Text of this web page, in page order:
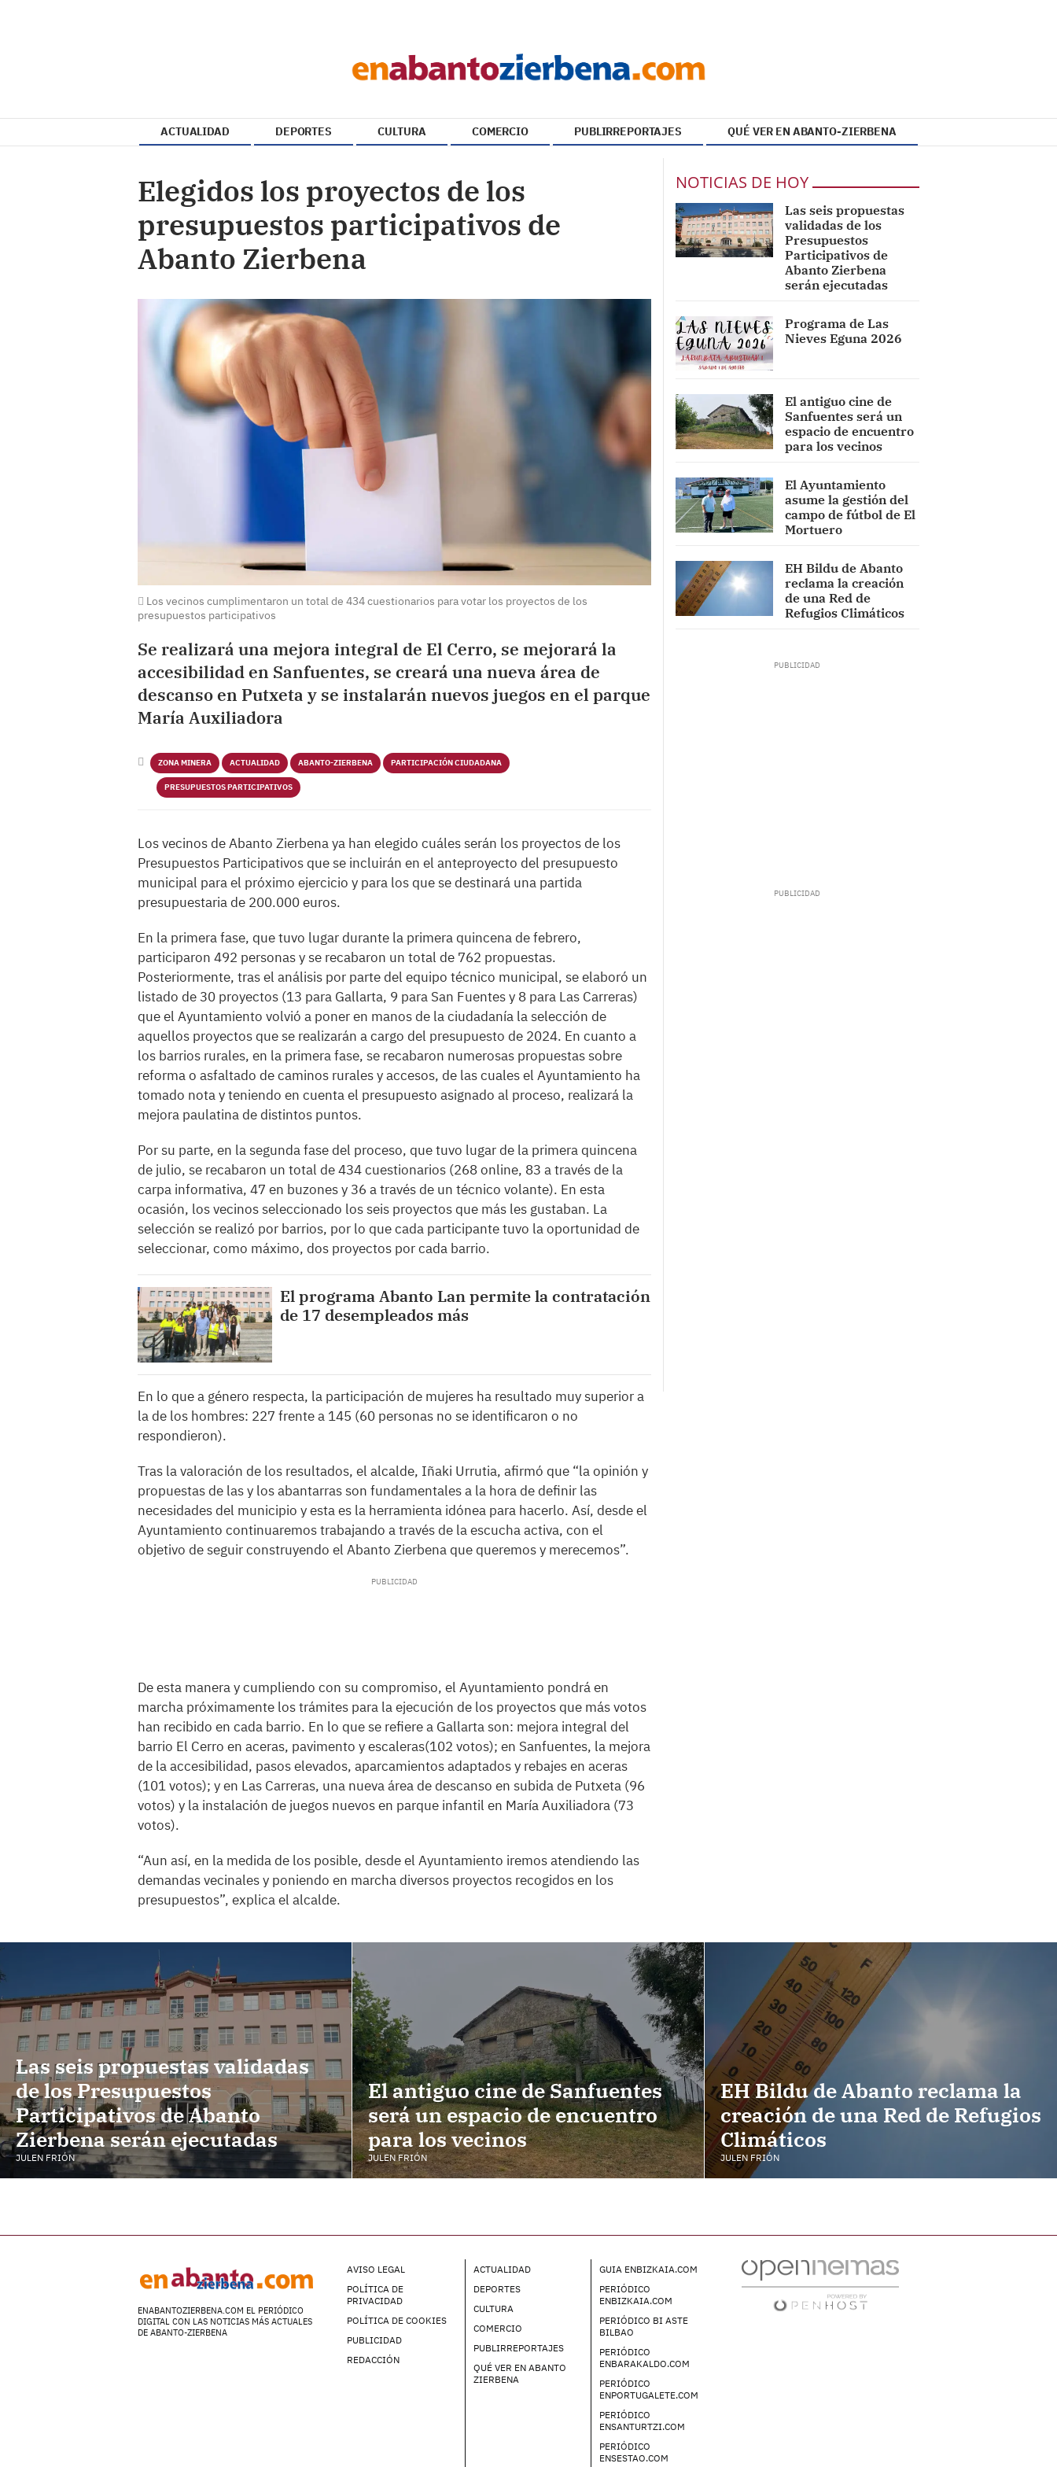
ACTUALIDAD DEPORTES CULTURA COMERCIO PUBLIRREPORTAJES QUÉ VER EN ABANTO-ZIERBENA
Elegidos los proyectos de los
presupuestos participativos de
Abanto Zierbena
Los vecinos cumplimentaron un total de 434 cuestionarios para votar los proyectos de los
presupuestos participativos
Se realizará una mejora integral de El Cerro, se mejorará la
accesibilidad en Sanfuentes, se creará una nueva área de
descanso en Putxeta y se instalarán nuevos juegos en el parque
María Auxiliadora
ZONA MINERA ACTUALIDAD ABANTO-ZIERBENA PARTICIPACIÓN CIUDADANA
PRESUPUESTOS PARTICIPATIVOS
Los vecinos de Abanto Zierbena ya han elegido cuáles serán los proyectos de los
Presupuestos Participativos que se incluirán en el anteproyecto del presupuesto
municipal para el próximo ejercicio y para los que se destinará una partida
presupuestaria de 200.000 euros.
En la primera fase, que tuvo lugar durante la primera quincena de febrero,
participaron 492 personas y se recabaron un total de 762 propuestas.
Posteriormente, tras el análisis por parte del equipo técnico municipal, se elaboró un
listado de 30 proyectos (13 para Gallarta, 9 para San Fuentes y 8 para Las Carreras)
que el Ayuntamiento volvió a poner en manos de la ciudadanía la selección de
aquellos proyectos que se realizarán a cargo del presupuesto de 2024. En cuanto a
los barrios rurales, en la primera fase, se recabaron numerosas propuestas sobre
reforma o asfaltado de caminos rurales y accesos, de las cuales el Ayuntamiento ha
tomado nota y teniendo en cuenta el presupuesto asignado al proceso, realizará la
mejora paulatina de distintos puntos.
Por su parte, en la segunda fase del proceso, que tuvo lugar de la primera quincena
de julio, se recabaron un total de 434 cuestionarios (268 online, 83 a través de la
carpa informativa, 47 en buzones y 36 a través de un técnico volante). En esta
ocasión, los vecinos seleccionado los seis proyectos que más les gustaban. La
selección se realizó por barrios, por lo que cada participante tuvo la oportunidad de
seleccionar, como máximo, dos proyectos por cada barrio.
El programa Abanto Lan permite la contratación
de 17 desempleados más
En lo que a género respecta, la participación de mujeres ha resultado muy superior a
la de los hombres: 227 frente a 145 (60 personas no se identificaron o no
respondieron).
Tras la valoración de los resultados, el alcalde, Iñaki Urrutia, afirmó que “la opinión y
propuestas de las y los abantarras son fundamentales a la hora de definir las
necesidades del municipio y esta es la herramienta idónea para hacerlo. Así, desde el
Ayuntamiento continuaremos trabajando a través de la escucha activa, con el
objetivo de seguir construyendo el Abanto Zierbena que queremos y merecemos”.
De esta manera y cumpliendo con su compromiso, el Ayuntamiento pondrá en
marcha próximamente los trámites para la ejecución de los proyectos que más votos
han recibido en cada barrio. En lo que se refiere a Gallarta son: mejora integral del
barrio El Cerro en aceras, pavimento y escaleras(102 votos); en Sanfuentes, la mejora
de la accesibilidad, pasos elevados, aparcamientos adaptados y rebajes en aceras
(101 votos); y en Las Carreras, una nueva área de descanso en subida de Putxeta (96
votos) y la instalación de juegos nuevos en parque infantil en María Auxiliadora (73
votos).
“Aun así, en la medida de los posible, desde el Ayuntamiento iremos atendiendo las
demandas vecinales y poniendo en marcha diversos proyectos recogidos en los
presupuestos”, explica el alcalde.
NOTICIAS DE HOY
Las seis propuestas
validadas de los
Presupuestos
Participativos de
Abanto Zierbena
serán ejecutadas
Programa de Las
Nieves Eguna 2026
El antiguo cine de
Sanfuentes será un
espacio de encuentro
para los vecinos
El Ayuntamiento
asume la gestión del
campo de fútbol de El
Mortuero
EH Bildu de Abanto
reclama la creación
de una Red de
Refugios Climáticos
Las seis propuestas validadas
de los Presupuestos
Participativos de Abanto
Zierbena serán ejecutadas
JULEN FRIÓN
El antiguo cine de Sanfuentes
será un espacio de encuentro
para los vecinos
JULEN FRIÓN
EH Bildu de Abanto reclama la
creación de una Red de Refugios
Climáticos
JULEN FRIÓN
ENABANTOZIERBENA.COM EL PERIÓDICO
DIGITAL CON LAS NOTICIAS MÁS ACTUALES
DE ABANTO-ZIERBENA
AVISO LEGAL
POLÍTICA DE
PRIVACIDAD
POLÍTICA DE COOKIES
PUBLICIDAD
REDACCIÓN
ACTUALIDAD
DEPORTES
CULTURA
COMERCIO
PUBLIRREPORTAJES
QUÉ VER EN ABANTO
ZIERBENA
GUIA ENBIZKAIA.COM
PERIÓDICO
ENBIZKAIA.COM
PERIÓDICO BI ASTE
BILBAO
PERIÓDICO
ENBARAKALDO.COM
PERIÓDICO
ENPORTUGALETE.COM
PERIÓDICO
ENSANTURTZI.COM
PERIÓDICO
ENSESTAO.COM